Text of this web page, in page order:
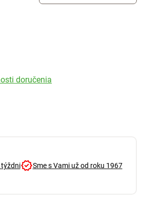
doručenia
týždni Sme s Vami už od roku 1967